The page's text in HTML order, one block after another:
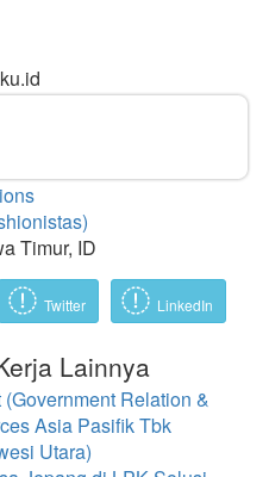
Timur, ID
Twitter LinkedIn
Lainnya
Relation &
Asia Pasifik Tbk
Utara)